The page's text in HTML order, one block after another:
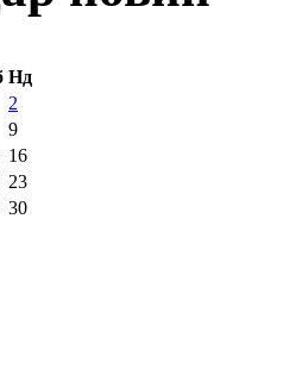
Нд
2
9
16
23
30